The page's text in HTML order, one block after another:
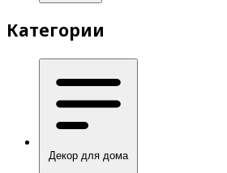
Категории
Декор для дома